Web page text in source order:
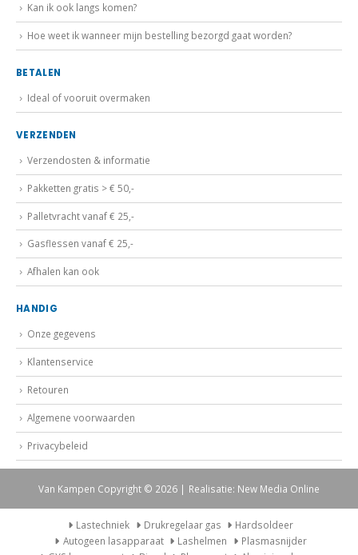
Kan ik ook langs komen?
Hoe weet ik wanneer mijn bestelling bezorgd gaat worden?
BETALEN
Ideal of vooruit overmaken
VERZENDEN
Verzendosten & informatie
Pakketten gratis > € 50,-
Palletvracht vanaf € 25,-
Gasflessen vanaf € 25,-
Afhalen kan ook
HANDIG
Onze gegevens
Klantenservice
Retouren
Algemene voorwaarden
Privacybeleid
Van Kampen Copyright © 2026 | Realisatie: New Media Online
Lastechniek Drukregelaar gas
Hardsoldeer
Autogeen lasapparaat
Lashelmen
Plasmasnijder